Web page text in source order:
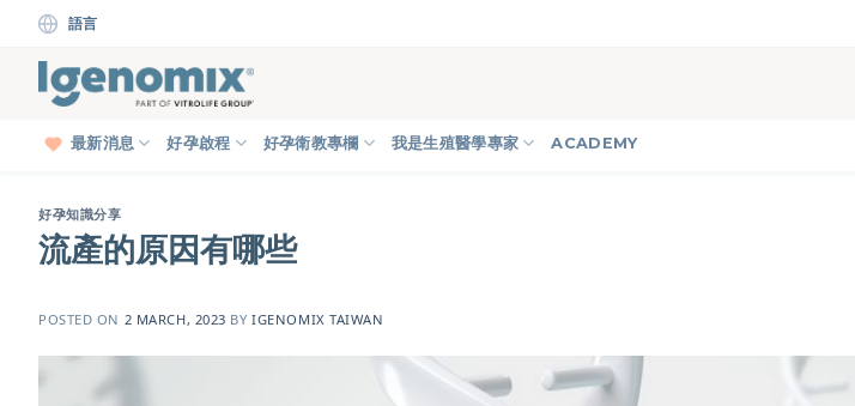
content
語言
最新消息 好孕啟程 好孕衛教專欄 我是生殖醫學專家 ACADEMY
好孕知識分享
流產的原因有哪些
POSTED ON 2 MARCH, 2023 BYIGENOMIX TAIWAN